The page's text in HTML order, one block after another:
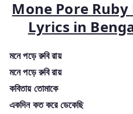
Mone Pore Ruby
Lyrics in
মনে পড়ে রুবি রায়
মনে পড়ে রুবি রায়
কবিতায় তোমাকে
একদিন কত করে ডেকেছি